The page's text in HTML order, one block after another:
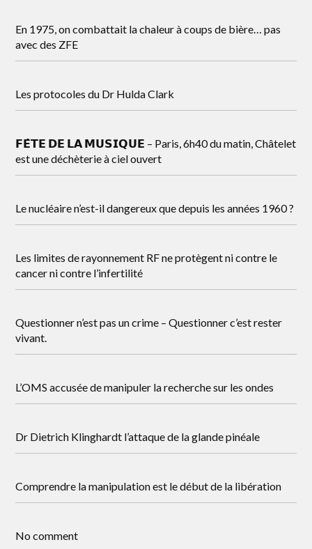
En 1975, on combattait la chaleur à coups de bière… pas
avec des ZFE
Les protocoles du Dr Hulda Clark
𝗙𝗘̂𝗧𝗘 𝗗𝗘 𝗟𝗔 𝗠𝗨𝗦𝗜𝗤𝗨𝗘 – Paris, 6h40 du matin, Châtelet
est une déchèterie à ciel ouvert
Le nucléaire n’est-il dangereux que depuis les années 1960 ?
Les limites de rayonnement RF ne protègent ni contre le
cancer ni contre l’infertilité
Questionner n’est pas un crime – Questionner c’est rester
vivant.
L’OMS accusée de manipuler la recherche sur les ondes
Dr Dietrich Klinghardt l’attaque de la glande pinéale
Comprendre la manipulation est le début de la libération
No comment